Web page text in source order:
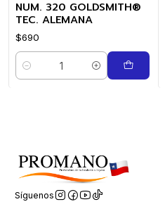
NUM. 320 GOLDSMITH®
TEC. ALEMANA
$690
Cantidad
Síguenos